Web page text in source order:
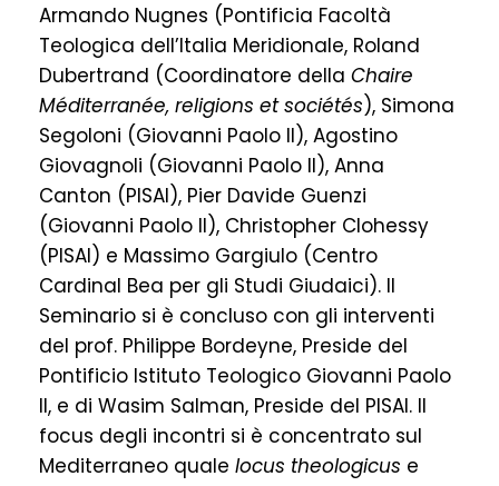
Armando Nugnes (Pontificia Facoltà
Teologica dell’Italia Meridionale, Roland
Dubertrand (Coordinatore della Chaire
Méditerranée, religions et sociétés), Simona
Segoloni (Giovanni Paolo II), Agostino
Giovagnoli (Giovanni Paolo II), Anna
Canton (PISAI), Pier Davide Guenzi
(Giovanni Paolo II), Christopher Clohessy
(PISAI) e Massimo Gargiulo (Centro
Cardinal Bea per gli Studi Giudaici). Il
Seminario si è concluso con gli interventi
del prof. Philippe Bordeyne, Preside del
Pontificio Istituto Teologico Giovanni Paolo
II, e di Wasim Salman, Preside del PISAI. Il
focus degli incontri si è concentrato sul
Mediterraneo quale locus theologicus e